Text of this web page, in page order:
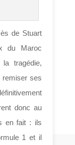
de Stuart
du Maroc
tragédie,
remiser ses
donc au
en fait : ils
1 et il